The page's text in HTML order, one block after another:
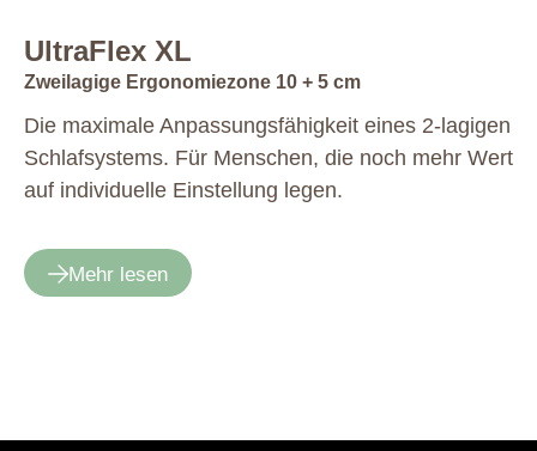
UltraFlex XL
Zweilagige Ergonomiezone 10 + 5 cm
Die maximale Anpassungsfähigkeit ­eines 2-lagigen
Schlafsystems. Für Menschen, die noch mehr Wert
auf individuelle ­Einstellung legen.
Mehr lesen